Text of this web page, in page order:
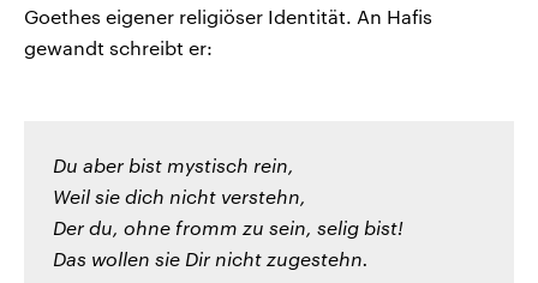
Goethes eigener religiöser Identität. An Hafis
gewandt schreibt er:
Du aber bist mystisch rein,
Weil sie dich nicht verstehn,
Der du, ohne fromm zu sein, selig bist!
Das wollen sie Dir nicht zugestehn.